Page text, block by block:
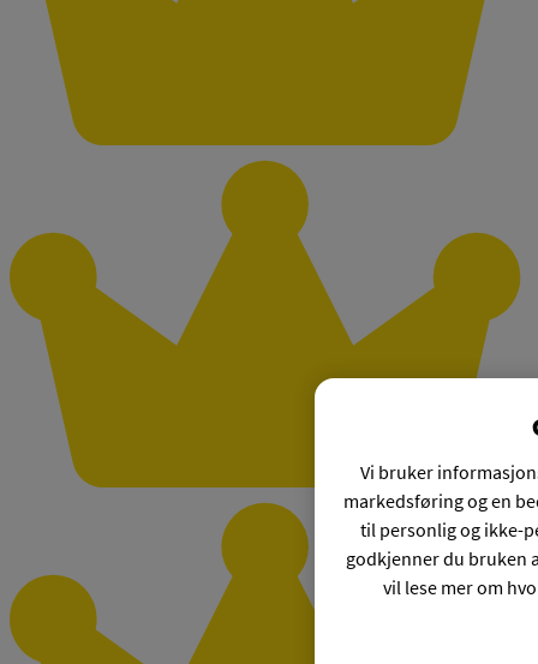
Vi bruker
markedsføring og en
til personlig og ikke-
godkjenner du bruken
vil lese mer om